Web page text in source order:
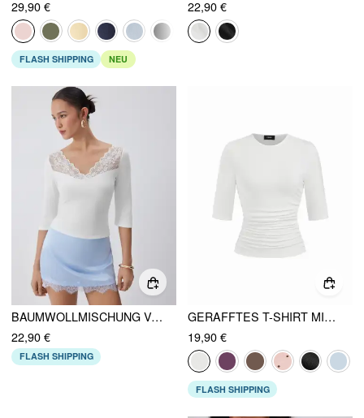
29,90 €
FLASH SHIPPING NEU
22,90 €
BAUMWOLLMISCHUNG V-AUSSCHNITT GLOCKENÄRMEL SPITZENBESATZ OBERTEIL
22,90 €
FLASH SHIPPING
GERAFFTES T-SHIRT MIT MITTELLANGEN ÄRMELN
19,90 €
FLASH SHIPPING